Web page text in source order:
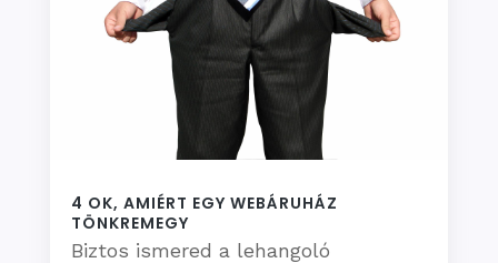
4 OK, AMIÉRT EGY WEBÁRUHÁZ
TÖNKREMEGY
Biztos ismered a lehangoló